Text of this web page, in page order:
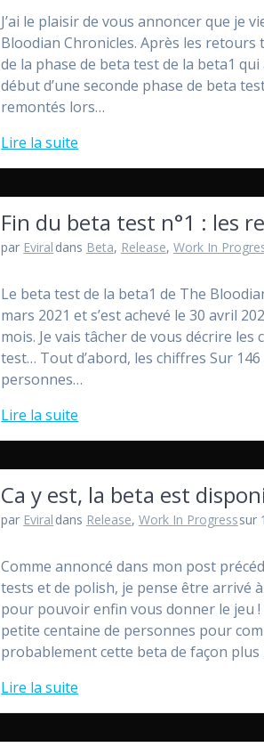
J’ai le plaisir de vous annoncer que je
Bloodian Chronicles. Après les
de la phase de beta test de la beta1
début d’une seconde phase de beta
remontés lors…
Lire la suite
Fin du beta test n°1 : les
par Eviral dans Beta, Release, Work In
Le beta test de la beta1 de The
mars 2021 et s’est achevé le 30 avril
mois. Je vais tâcher de vous décrire
test… Tout d’abord, les chiffres Sur
personnes…
Lire la suite
Ca y est, la beta est
par Eviral dans Release, Work In Progresssur
Comme annoncé dans mon post
tests et de polish, je pense être arrivé
pour pouvoir enfin vous donner le jeu
petite centaine de personnes pour
probablement cette beta de façon
Lire la suite